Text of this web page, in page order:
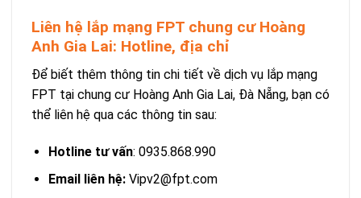
Liên hệ lắp mạng FPT chung cư Hoàng
Anh Gia Lai: Hotline, địa chỉ
Để biết thêm thông tin chi tiết về dịch vụ lắp mạng
FPT tại chung cư Hoàng Anh Gia Lai, Đà Nẵng, bạn có
thể liên hệ qua các thông tin sau:
Hotline tư vấn: 0935.868.990
Email liên hệ:Vipv2@fpt.com